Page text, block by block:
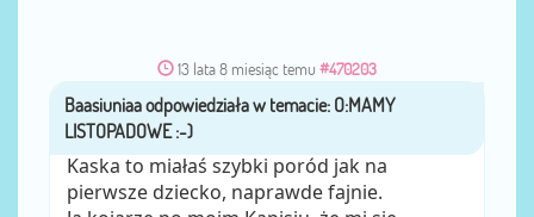
13 lata 8 miesiąc temu #470203
przezBaasiuniaa
Kaska to miałaś szybki poród jak na
pierwsze dziecko, naprawde fajnie.